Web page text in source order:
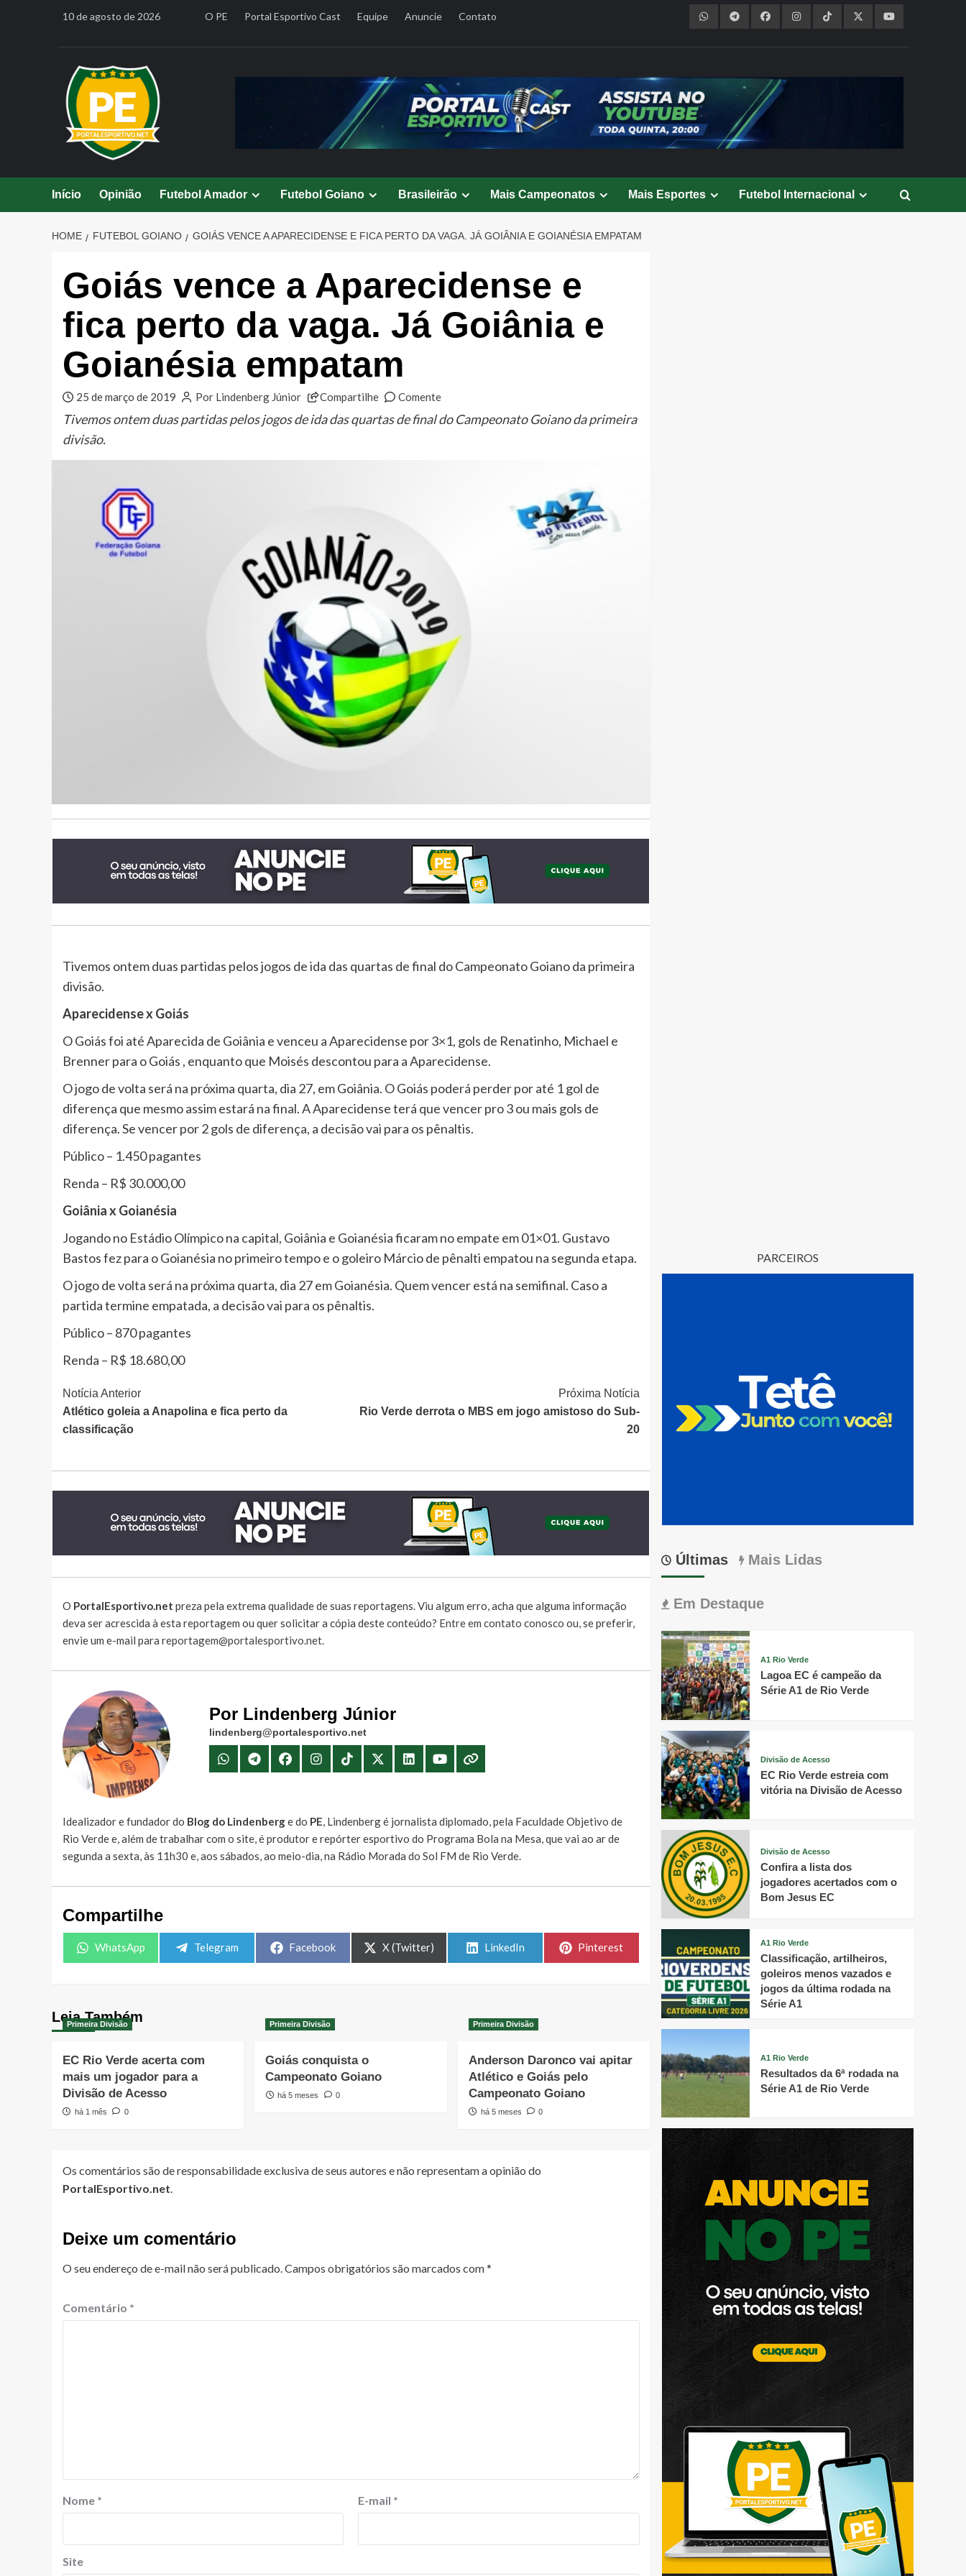
10 de agosto de 2026 O PE Portal Esportivo Cast Equipe Anuncie Contato
Início Opinião Futebol Amador Futebol Goiano Brasileirão Mais Campeonatos Mais Esportes Futebol Internacional
HOME FUTEBOL GOIANO GOIÁS VENCE A APARECIDENSE E FICA PERTO DA VAGA. JÁ GOIÂNIA E GOIANÉSIA EMPATAM
Goiás vence a Aparecidense e
fica perto da vaga. Já Goiânia e
Goianésia empatam
25 de março de 2019 Por Lindenberg Júnior Compartilhe Comente
Tivemos ontem duas partidas pelos jogos de ida das quartas de final do Campeonato Goiano da primeira
divisão.
Tivemos ontem duas partidas pelos jogos de ida das quartas de final do Campeonato Goiano da primeira
divisão.
Aparecidense x Goiás
O Goiás foi até Aparecida de Goiânia e venceu a Aparecidense por 3×1, gols de Renatinho, Michael e
Brenner para o Goiás , enquanto que Moisés descontou para a Aparecidense.
O jogo de volta será na próxima quarta, dia 27, em Goiânia. O Goiás poderá perder por até 1 gol de
diferença que mesmo assim estará na final. A Aparecidense terá que vencer pro 3 ou mais gols de
diferença. Se vencer por 2 gols de diferença, a decisão vai para os pênaltis.
Público – 1.450 pagantes
Renda – R$ 30.000,00
Goiânia x Goianésia
Jogando no Estádio Olímpico na capital, Goiânia e Goianésia ficaram no empate em 01×01. Gustavo
Bastos fez para o Goianésia no primeiro tempo e o goleiro Márcio de pênalti empatou na segunda etapa.
O jogo de volta será na próxima quarta, dia 27 em Goianésia. Quem vencer está na semifinal. Caso a
partida termine empatada, a decisão vai para os pênaltis.
Público – 870 pagantes
Renda – R$ 18.680,00
Continue
Lendo
Notícia Anterior
Atlético goleia a Anapolina e fica perto da
classificação
Próxima Notícia
Rio Verde derrota o MBS em jogo amistoso do Sub-
20
O PortalEsportivo.net preza pela extrema qualidade de suas reportagens. Viu algum erro, acha que alguma informação
deva ser acrescida à esta reportagem ou quer solicitar a cópia deste conteúdo? Entre em contato conosco ou, se preferir,
envie um e-mail para reportagem@portalesportivo.net
Por Lindenberg Júnior
lindenberg@portalesportivo.net
Idealizador e fundador do Blog do Lindenberge do PE , Lindenberg é jornalista diplomado, pela Faculdade Objetivo de
Rio Verde e, além de trabalhar com o site, é produtor e repórter esportivo do Programa Bola na Mesa, que vai ao ar de
segunda a sexta, às 11h30 e, aos sábados, ao meio-dia, na Rádio Morada do Sol FM de Rio Verde.
Compartilhe
Share
WhatsApp
Share
Telegram
Share
Facebook
Share
on
X (Twitter)
Share
LinkedIn
Share
Pinterest
Leia Também
Primeira Divisão
EC Rio Verde acerta com
mais um jogador para a
Divisão de Acesso
há 1 mês 0
Primeira Divisão
Goiás conquista o
Campeonato Goiano
há 5 meses 0
Primeira Divisão
Anderson Daronco vai apitar
Atlético e Goiás pelo
Campeonato Goiano
há 5 meses 0
Os comentários são de responsabilidade exclusiva de seus autores e não representam a opinião do
PortalEsportivo.net
Deixe um comentário
O seu endereço de e-mail não será publicado. Campos obrigatórios são marcados com*
Comentário *
Nome * E-mail *
Site
PARCEIROS
Últimas Mais Lidas
Em Destaque
A1 Rio Verde
Lagoa EC é campeão da
Série A1 de Rio Verde
Divisão de Acesso
EC Rio Verde estreia com
vitória na Divisão de Acesso
Divisão de Acesso
Confira a lista dos
jogadores acertados com o
Bom Jesus EC
A1 Rio Verde
Classificação, artilheiros,
goleiros menos vazados e
jogos da última rodada na
Série A1
A1 Rio Verde
Resultados da 6ª rodada na
Série A1 de Rio Verde